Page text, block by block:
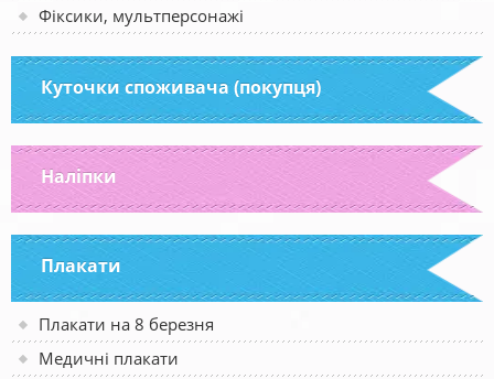
Фіксики, мультперсонажі
Куточки споживача (покупця)
Наліпки
Плакати
Плакати на 8 березня
Медичні плакати